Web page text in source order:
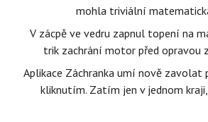
mohla triviální
V zácpě ve vedru zapnul topení na
trik zachrání motor před opravou
Aplikace Záchranka umí nově zavolat
kliknutím. Zatím jen v jednom